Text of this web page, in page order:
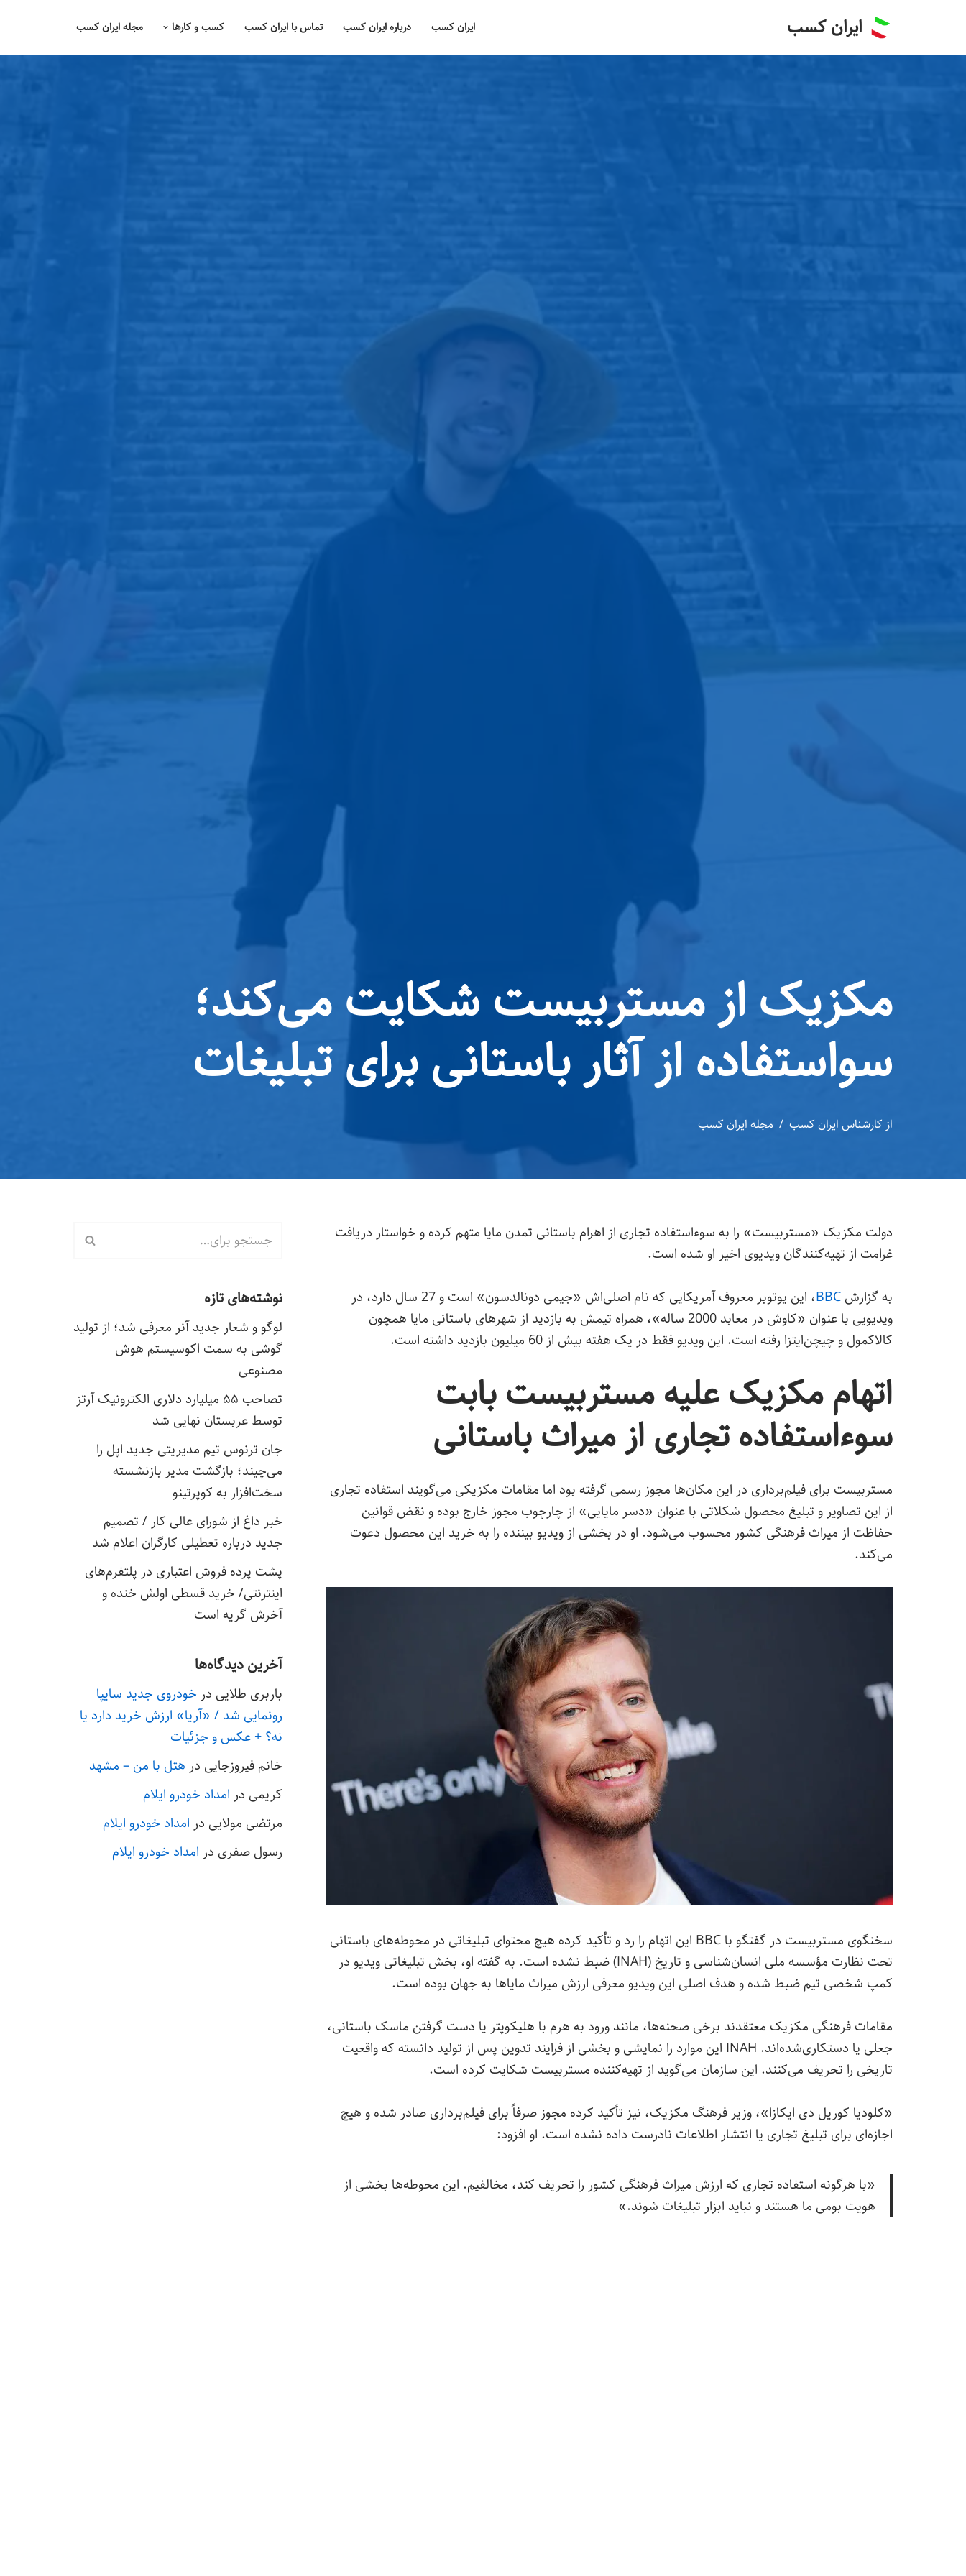
ایران کسب ایران کسب درباره ایران کسب تماس با ایران کسب کسب و کارها مجله ایران کسب
مکزیک از مستربیست شکایت می‌کند؛
سواستفاده از آثار باستانی برای تبلیغات
از کارشناس ایران کسب مجله ایران کسب
دولت مکزیک «مستربیست» را به سوءاستفاده تجاری از اهرام باستانی تمدن مایا متهم کرده و خواستار دریافت
غرامت از تهیه‌کنندگان ویدیوی اخیر او شده است.
به گزارش BBC
، این یوتوبر معروف آمریکایی که نام اصلی‌اش «جیمی دونالدسون» است و 27 سال دارد، در
ویدیویی با عنوان «کاوش در معابد 2000 ساله»، همراه تیمش به بازدید از شهرهای باستانی مایا همچون
کالاکمول و چیچن‌ایتزا رفته است. این ویدیو فقط در یک هفته بیش‌ از 60 میلیون بازدید داشته است.
اتهام مکزیک علیه مستربیست بابت
سوءاستفاده تجاری از میراث باستانی
مستربیست برای فیلم‌برداری در این مکان‌ها مجوز رسمی گرفته بود اما مقامات مکزیکی می‌گویند استفاده تجاری
از این تصاویر و تبلیغ محصول شکلاتی با عنوان «دسر مایایی» از چارچوب مجوز خارج بوده و نقض قوانین
حفاظت از میراث فرهنگی کشور محسوب می‌شود. او در بخشی از ویدیو بیننده را به خرید این محصول دعوت
می‌کند.
سخنگوی مستربیست در گفتگو با BBC این اتهام را رد و تأکید کرده هیچ محتوای تبلیغاتی در محوطه‌های باستانی
تحت نظارت مؤسسه ملی انسان‌شناسی و تاریخ (INAH) ضبط نشده است. به گفته او، بخش تبلیغاتی ویدیو در
کمپ شخصی تیم ضبط شده و هدف اصلی این ویدیو معرفی ارزش میراث مایاها به جهان بوده است.
مقامات فرهنگی مکزیک معتقدند برخی صحنه‌ها، مانند ورود به هرم با هلیکوپتر یا دست گرفتن ماسک باستانی،
جعلی یا دستکاری‌شده‌اند. INAH این موارد را نمایشی و بخشی از فرایند تدوین پس از تولید دانسته که واقعیت
تاریخی را تحریف می‌کنند. این سازمان می‌گوید از تهیه‌کننده مستربیست شکایت کرده است.
«کلودیا کوریل دی ایکازا»، وزیر فرهنگ مکزیک، نیز تأکید کرده مجوز صرفاً برای فیلم‌برداری صادر شده و هیچ‌
اجازه‌ای برای تبلیغ تجاری یا انتشار اطلاعات نادرست داده نشده است. او افزود:
«با هرگونه استفاده تجاری که ارزش میراث فرهنگی کشور را تحریف کند، مخالفیم. این محوطه‌ها بخشی از
هویت بومی ما هستند و نباید ابزار تبلیغات شوند.»
نوشته‌های تازه
لوگو و شعار جدید آنر معرفی شد؛ از تولید
گوشی به سمت اکوسیستم هوش
مصنوعی
تصاحب ۵۵ میلیارد دلاری الکترونیک آرتز
توسط عربستان نهایی شد
جان ترنوس تیم مدیریتی جدید اپل را
می‌چیند؛ بازگشت مدیر بازنشسته
سخت‌افزار به کوپرتینو
خبر داغ از شورای عالی کار / تصمیم
جدید درباره تعطیلی کارگران اعلام شد
پشت پرده فروش اعتباری در پلتفرم‌های
اینترنتی/ خرید قسطی اولش خنده و
آخرش گریه است
آخرین دیدگاه‌ها
باربری طلایی در خودروی جدید سایپا
رونمایی شد / «آریا» ارزش خرید دارد یا
نه؟ + عکس و جزئیات
خانم فیروزجایی در هتل با من – مشهد
کریمی در امداد خودرو ایلام
مرتضی مولایی در امداد خودرو ایلام
رسول صفری در امداد خودرو ایلام